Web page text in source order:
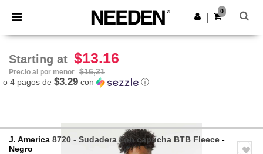
× App de Needen
¡Mejores precios en app!
Descargar app
0
Starting at $13.16
Precio al por menor $16,21
o 4 pagos de $3.29 con ⓘ
J. America 8720 - Sudadera con capucha BTB Fleece -
Negro